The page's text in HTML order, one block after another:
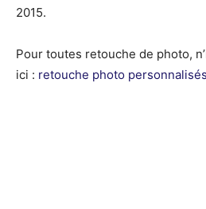
2015.
Pour toutes retouche de photo,
ici : retouche photo personnalisés